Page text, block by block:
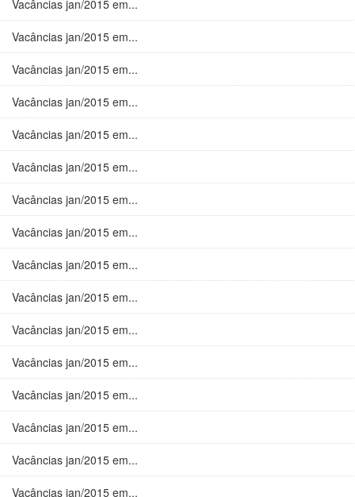
Vacâncias jan/2015 em...
Vacâncias jan/2015 em...
Vacâncias jan/2015 em...
Vacâncias jan/2015 em...
Vacâncias jan/2015 em...
Vacâncias jan/2015 em...
Vacâncias jan/2015 em...
Vacâncias jan/2015 em...
Vacâncias jan/2015 em...
Vacâncias jan/2015 em...
Vacâncias jan/2015 em...
Vacâncias jan/2015 em...
Vacâncias jan/2015 em...
Vacâncias jan/2015 em...
Vacâncias jan/2015 em...
Vacâncias jan/2015 em...